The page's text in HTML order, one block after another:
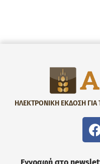
ΗΛΕΚΤΡΟΝΙΚΗ ΕΚΔΟΣΗ